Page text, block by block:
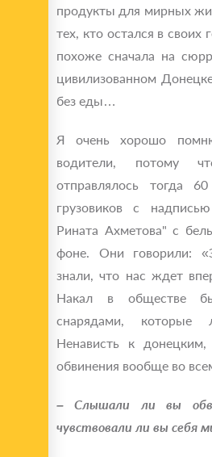
продукты для мирных
тех, кто остался в
похоже сначала на
цивилизованном
без еды…
Я очень хорошо
водители, потому
отправлялось тогда
грузовиков с
Рината Ахметова" с
фоне. Они говорили:
знали, что нас ждет
Накал в обществе
снарядами, которые
Ненависть к
обвинения вообще во
– Слышали ли вы
чувствовали ли вы себя